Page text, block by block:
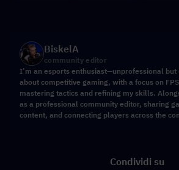
BiskelA
community editor
I’m an esports enthusiast—unprofessional but
about competitive gaming, with a focus on
mastering tactics and refining my skills.
as a professional community editor, sharing
content, and connecting players across the
Condividi su